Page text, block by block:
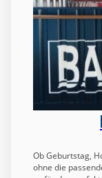
Ob Geburtstag,
ohne die